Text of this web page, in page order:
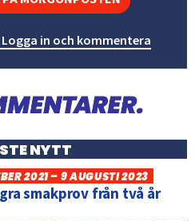
in och kommentera
NYTT
2021 – 9 AUGUSTI 2023
smakprov från två år